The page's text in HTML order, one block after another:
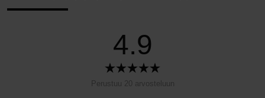
4.9
Perustuu 20 arvosteluun